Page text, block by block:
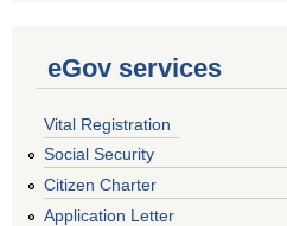
eGov services
Vital Registration
Social Security
Citizen Charter
Application Letter